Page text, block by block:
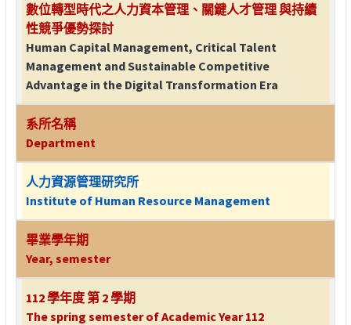
數位轉型時代之人力資本管理、關鍵人才管理 與持續
性競爭優勢探討
Human Capital Management, Critical Talent
Management and Sustainable Competitive
Advantage in the Digital Transformation Era
系所名稱
Department
人力資源管理研究所
Institute of Human Resource Management
畢業學年期
Year, semester
112 學年度 第 2 學期
The spring semester of Academic Year 112